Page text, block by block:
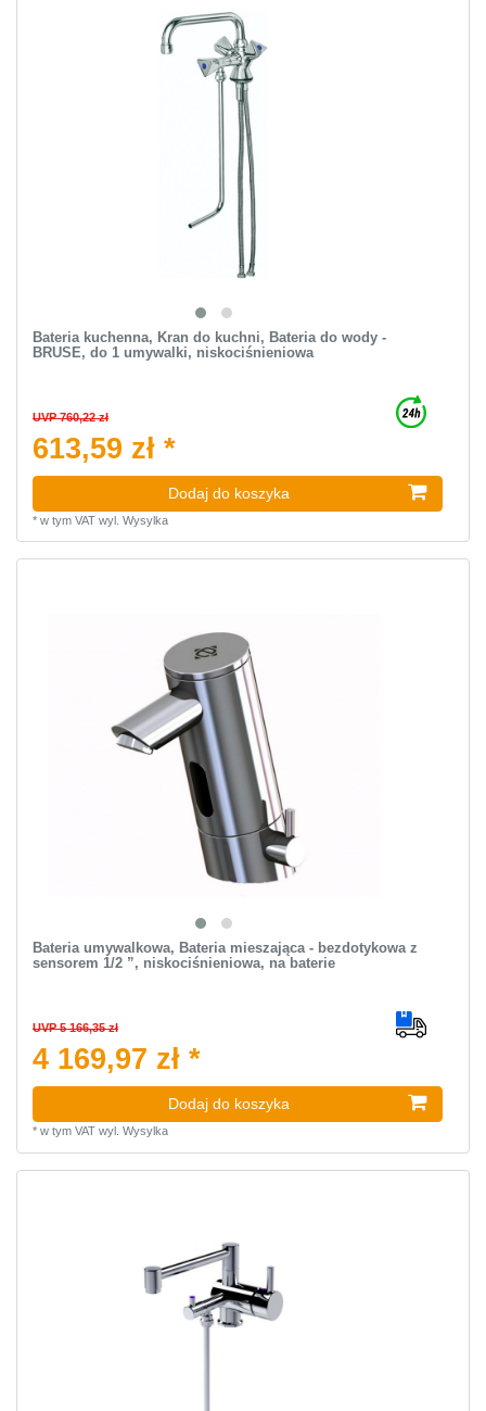
Bateria kuchenna, Kran do kuchni, Bateria do wody -
BRUSE, do 1 umywalki, niskociśnieniowa
UVP 760,22 zł
613,59 zł *
Dodaj do koszyka
* w tym VATwyl. Wysylka
Bateria umywalkowa, Bateria mieszająca - bezdotykowa z
sensorem 1/2 ”, niskociśnieniowa, na baterie
UVP 5 166,35 zł
4 169,97 zł *
Dodaj do koszyka
* w tym VATwyl. Wysylka